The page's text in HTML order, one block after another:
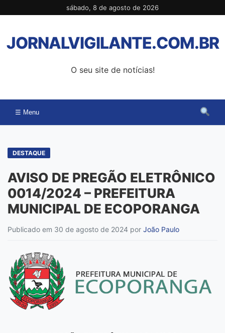
para
conteúdo
sábado, 8 de agosto de 2026
JORNALVIGILANTE.COM.BR
O seu site de notícias!
☰ Menu
DESTAQUE
AVISO DE PREGÃO ELETRÔNICO
0014/2024 – PREFEITURA
MUNICIPAL DE ECOPORANGA
Publicado em 30 de agosto de 2024 por João Paulo